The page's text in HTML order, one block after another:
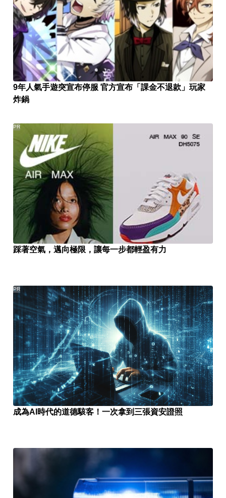
9年人氣手遊突宣布停服 官方宣布「課金不退款」玩家
炸鍋
踩著空氣，邁向極限，讓每一步都輕盈有力
PR
成為AI時代的道德駭客！一次拿到三張資安證照
PR